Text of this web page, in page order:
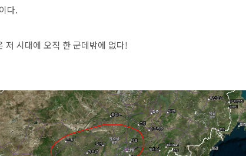
다.
저 시대에 오직 한 군데밖에 없다!